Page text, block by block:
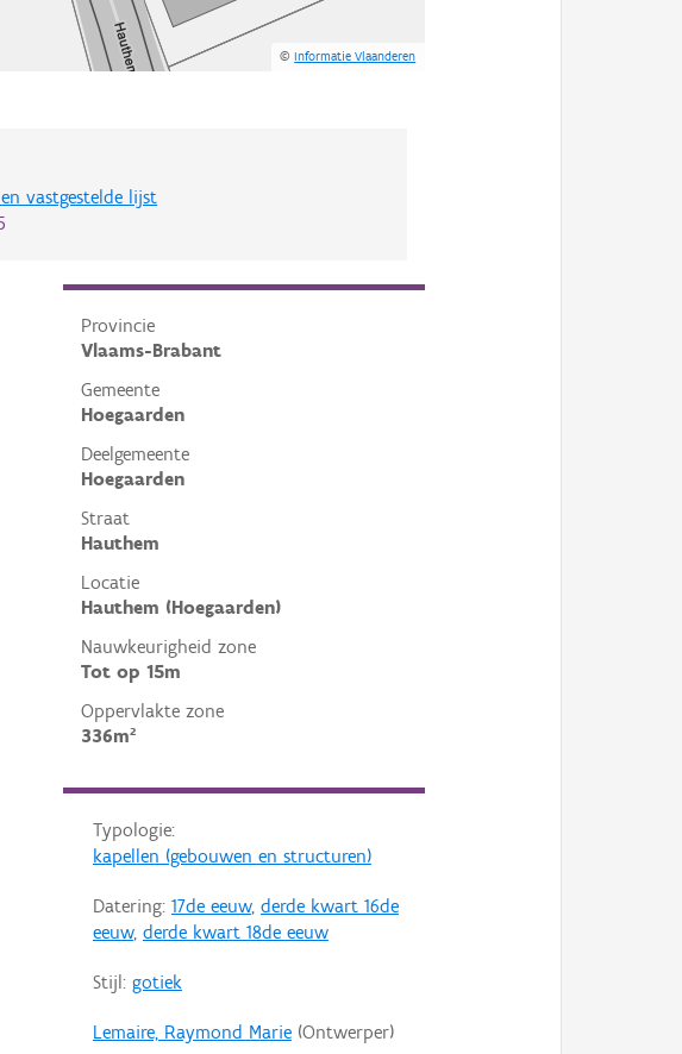
©Informatie Vlaanderen
vastgestelde lijst
Provincie
Vlaams-Brabant
Gemeente
Hoegaarden
Deelgemeente
Hoegaarden
Straat
Hauthem
Locatie
Hauthem (Hoegaarden)
Nauwkeurigheid zone
Tot op 15m
Oppervlakte zone
336m²
Typologie:
kapellen (gebouwen en structuren)
Datering: 17de eeuw, derde kwart 16de
eeuw, derde kwart 18de eeuw
Stijl: gotiek
Lemaire, Raymond Marie(Ontwerper)